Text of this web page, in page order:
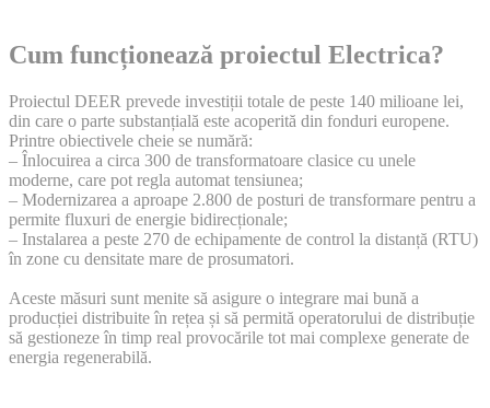
Cum funcționează proiectul Electrica?
Proiectul DEER prevede investiții totale de peste 140 milioane lei,
din care o parte substanțială este acoperită din fonduri europene.
Printre obiectivele cheie se numără:
– Înlocuirea a circa 300 de transformatoare clasice cu unele
moderne, care pot regla automat tensiunea;
– Modernizarea a aproape 2.800 de posturi de transformare pentru a
permite fluxuri de energie bidirecționale;
– Instalarea a peste 270 de echipamente de control la distanță (RTU)
în zone cu densitate mare de prosumatori.
Aceste măsuri sunt menite să asigure o integrare mai bună a
producției distribuite în rețea și să permită operatorului de distribuție
să gestioneze în timp real provocările tot mai complexe generate de
energia regenerabilă.